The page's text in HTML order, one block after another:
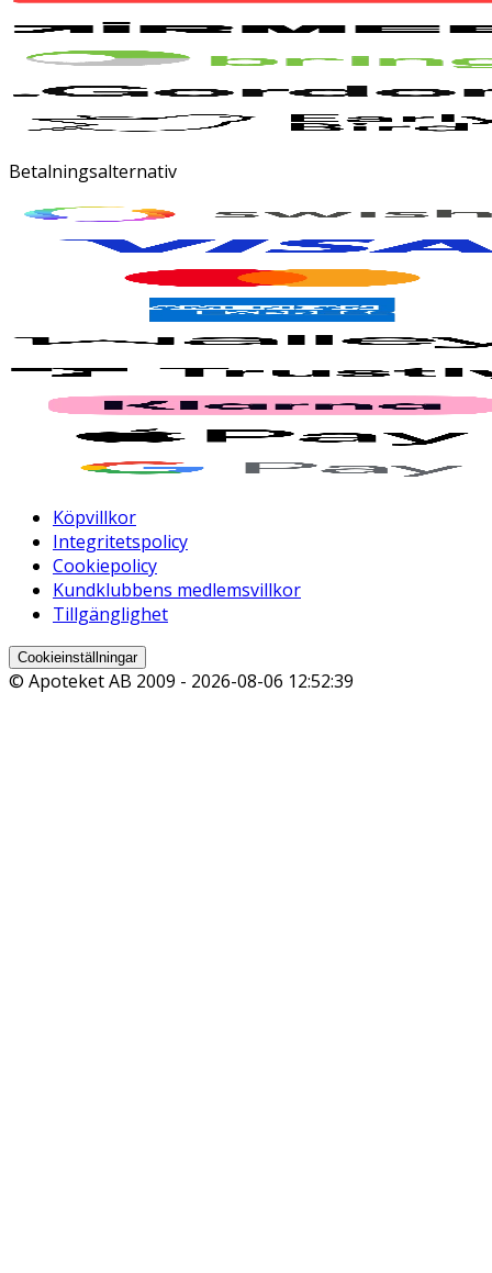
Betalningsalternativ
Köpvillkor
Integritetspolicy
Cookiepolicy
Kundklubbens medlemsvillkor
Tillgänglighet
Cookieinställningar
© Apoteket AB 2009 - 2026-08-06 12:52:39